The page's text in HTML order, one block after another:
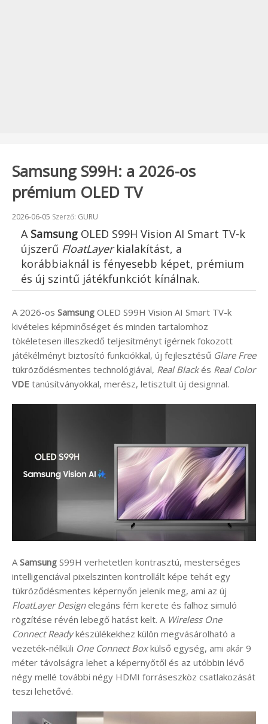
Samsung S99H: a 2026-os
prémium OLED TV
Beküldve:
2026-06-05 Szerző: GURU
A Samsung OLED S99H Vision AI Smart TV-k
újszerű FloatLayerkialakítást, a
korábbiaknál is fényesebb képet, prémium
és új szintű játékfunkciót kínálnak.
A 2026-os Samsung OLED S99H Vision AI Smart TV-k
kivételes képminőséget és minden tartalomhoz
tökéletesen illeszkedő teljesítményt ígérnek fokozott
játékélményt biztosító funkciókkal, új fejlesztésű Glare Free
tükröződésmentes technológiával, Real Blackés Real Color
VDE tanúsítványokkal, merész, letisztult új designnal.
A Samsung S99H verhetetlen kontrasztú, mesterséges
intelligenciával pixelszinten kontrollált képe tehát egy
tükröződésmentes képernyőn jelenik meg, ami az új
FloatLayer Designelegáns fém kerete és falhoz simuló
rögzítése révén lebegő hatást kelt. A Wireless One
Connect Readykészülékekhez külön megvásárolható a
vezeték-nélküli One Connect Boxkülső egység, ami akár 9
méter távolságra lehet a képernyőtől és az utóbbin lévő
négy mellé további négy HDMI forráseszköz csatlakozását
teszi lehetővé.